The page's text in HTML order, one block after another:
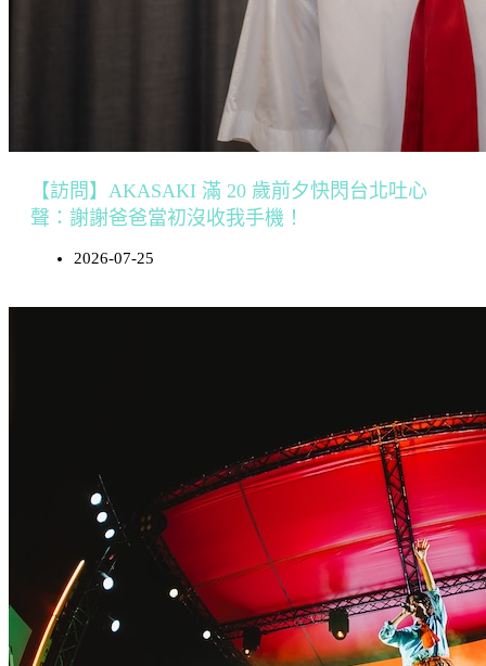
【訪問】AKASAKI 滿 20 歲前夕快閃台北吐心
聲：謝謝爸爸當初沒收我手機！
2026-07-25